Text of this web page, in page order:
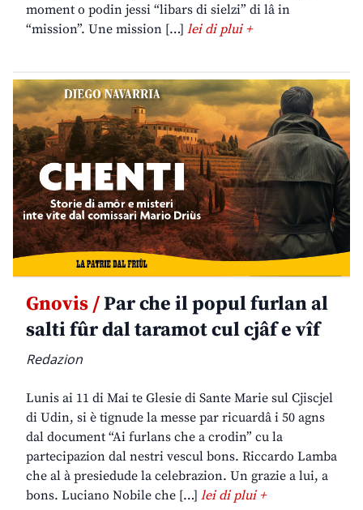
moment o podin jessi “libars di sielzi” di lâ in
“mission”. Une mission […] lei di plui +
Gnovis /Par che il popul furlan al
salti fûr dal taramot cul cjâf e vîf
Redazion
Lunis ai 11 di Mai te Glesie di Sante Marie sul Cjiscjel
di Udin, si è tignude la messe par ricuardâ i 50 agns
dal document “Ai furlans che a crodin” cu la
partecipazion dal nestri vescul bons. Riccardo Lamba
che al à presiedude la celebrazion. Un grazie a lui, a
bons. Luciano Nobile che […] lei di plui +